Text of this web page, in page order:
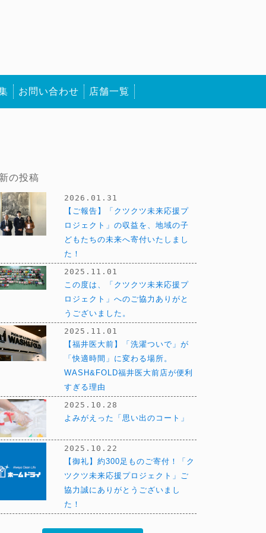
お問い合わせ 店舗一覧
の投稿
2026.01.31
【ご報告】「クツクツ未来応援プ
ロジェクト」の収益を、地域の子
どもたちの未来へ寄付いたしまし
た！
2025.11.01
この度は、「クツクツ未来応援プ
ロジェクト」へのご協力ありがと
うございました。
2025.11.01
【福井医大前】「洗濯ついで」が
「快適時間」に変わる場所。
WASH&FOLD福井医大前店が便利
すぎる理由
2025.10.28
よみがえった「思い出のコート」
2025.10.22
【御礼】約300足ものご寄付！「ク
ツクツ未来応援プロジェクト」ご
協力誠にありがとうございまし
た！